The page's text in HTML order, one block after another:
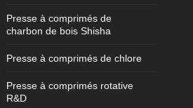
Presse à comprimés de
charbon de bois Shisha
Presse à comprimés de chlore
Presse à comprimés rotative
R&D